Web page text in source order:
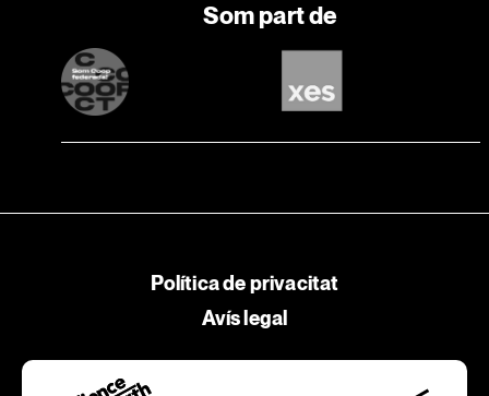
Som part de
Política de privacitat
Avís legal